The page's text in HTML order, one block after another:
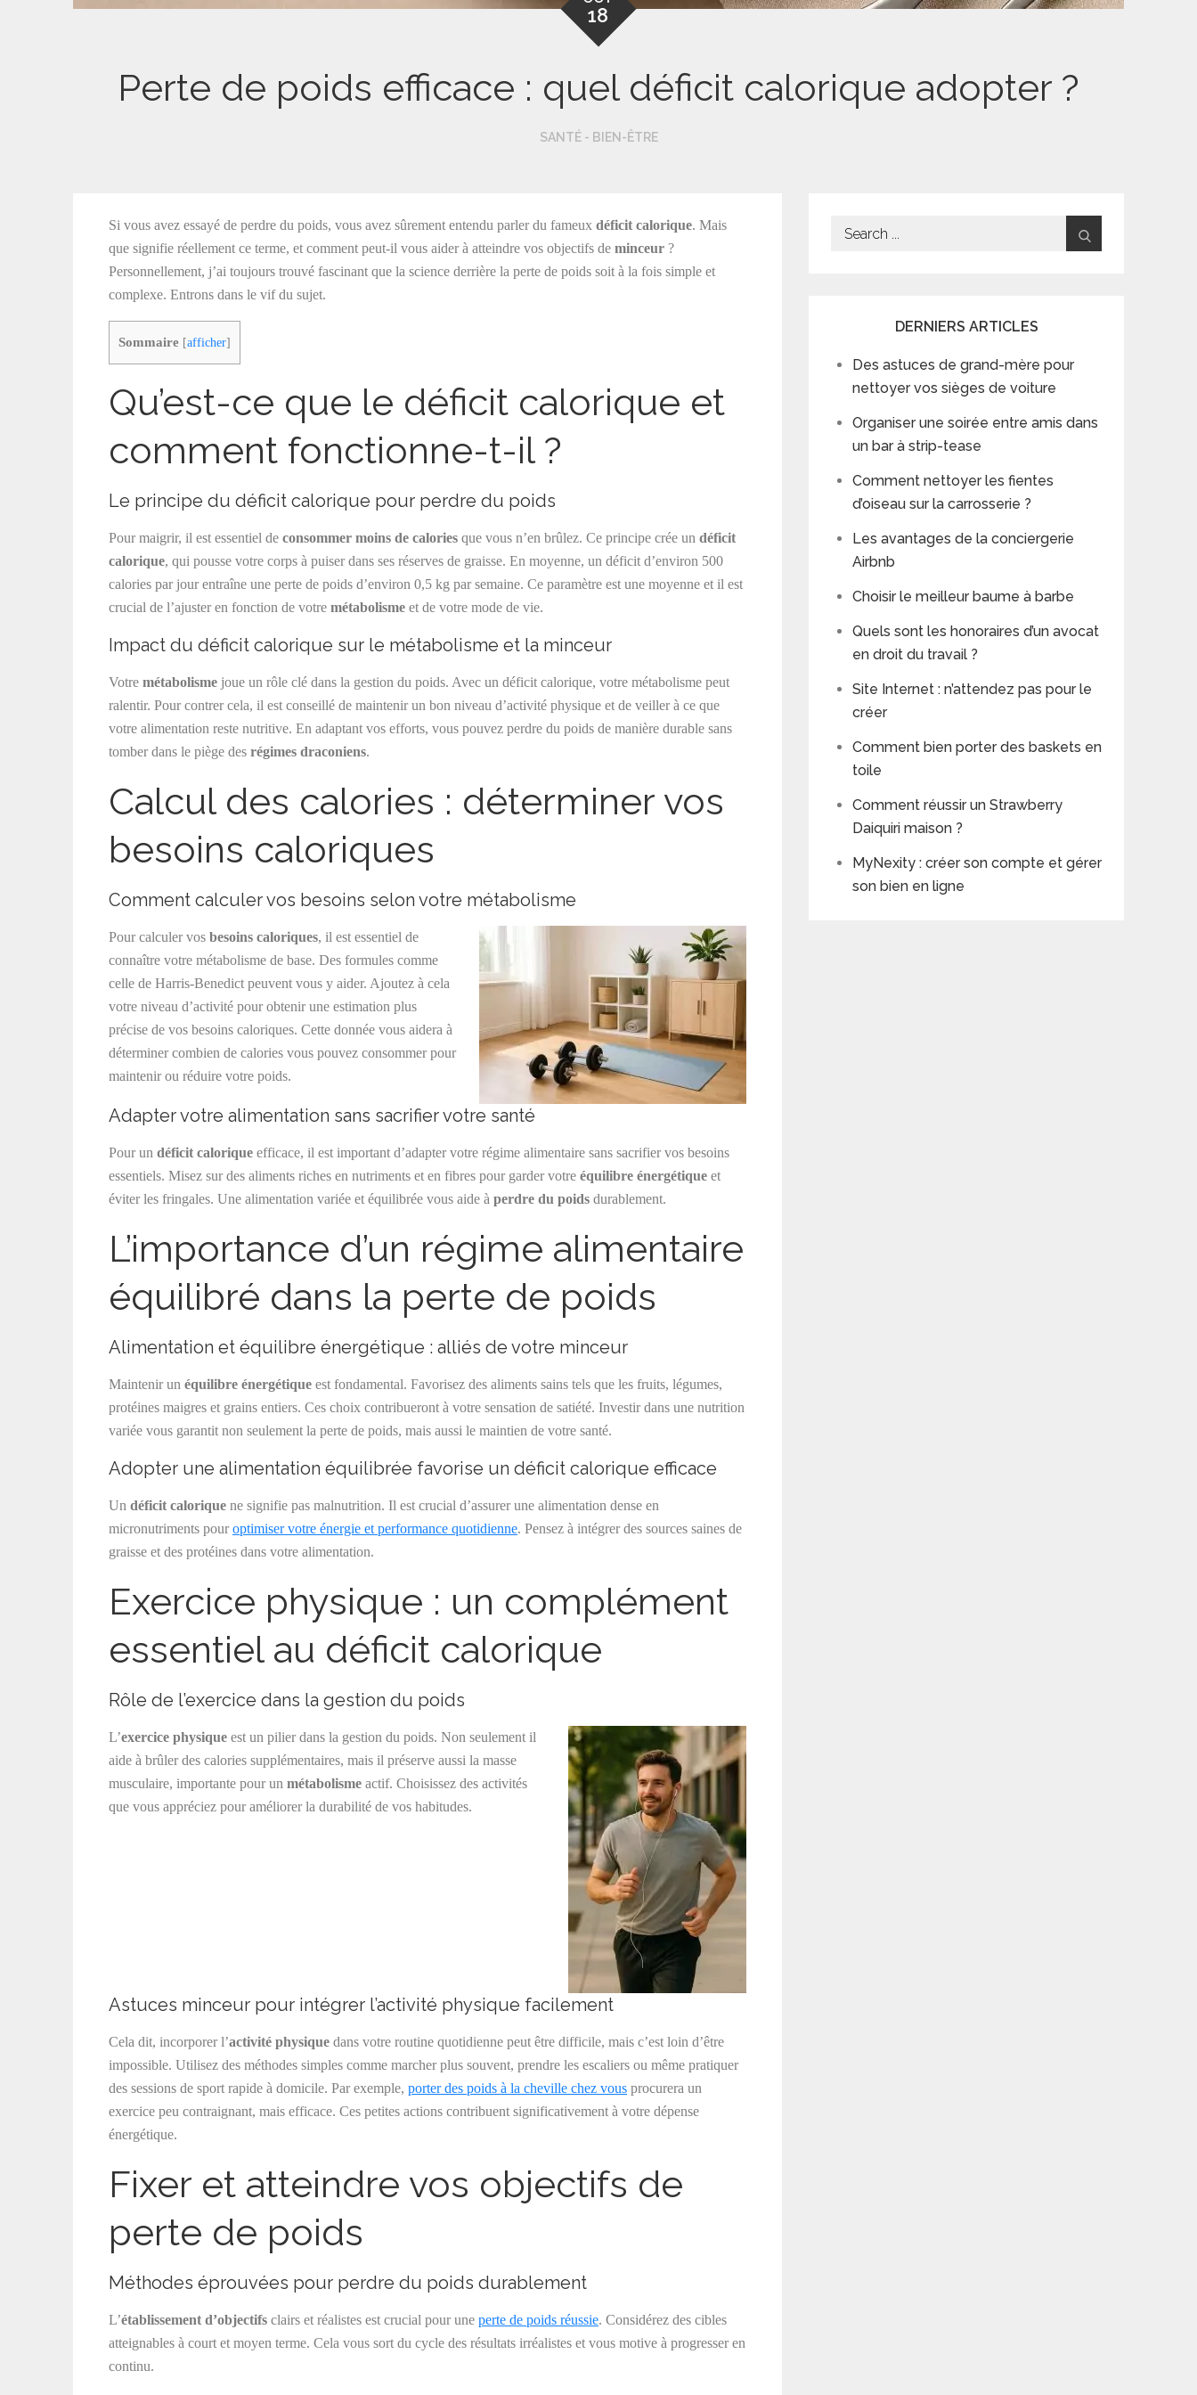
18
Perte de poids efficace : quel déficit calorique adopter ?
SANTÉ - BIEN-ÊTRE
Si vous avez essayé de perdre du poids, vous avez sûrement entendu parler du fameux déficit calorique. Mais
que signifie réellement ce terme, et comment peut-il vous aider à atteindre vos objectifs de minceur ?
Personnellement, j’ai toujours trouvé fascinant que la science derrière la perte de poids soit à la fois simple et
complexe. Entrons dans le vif du sujet.
Sommaire [afficher]
Qu’est-ce que le déficit calorique et
comment fonctionne-t-il ?
Le principe du déficit calorique pour perdre du poids
Pour maigrir, il est essentiel de consommer moins de calories que vous n’en brûlez. Ce principe crée un déficit
calorique, qui pousse votre corps à puiser dans ses réserves de graisse. En moyenne, un déficit d’environ 500
calories par jour entraîne une perte de poids d’environ 0,5 kg par semaine. Ce paramètre est une moyenne et il est
crucial de l’ajuster en fonction de votre métabolisme et de votre mode de vie.
Impact du déficit calorique sur le métabolisme et la minceur
Votre métabolisme joue un rôle clé dans la gestion du poids. Avec un déficit calorique, votre métabolisme peut
ralentir. Pour contrer cela, il est conseillé de maintenir un bon niveau d’activité physique et de veiller à ce que
votre alimentation reste nutritive. En adaptant vos efforts, vous pouvez perdre du poids de manière durable sans
tomber dans le piège des régimes draconiens.
Calcul des calories : déterminer vos
besoins caloriques
Comment calculer vos besoins selon votre métabolisme
Pour calculer vos besoins caloriques, il est essentiel de
connaître votre métabolisme de base. Des formules comme
celle de Harris-Benedict peuvent vous y aider. Ajoutez à cela
votre niveau d’activité pour obtenir une estimation plus
précise de vos besoins caloriques. Cette donnée vous aidera à
déterminer combien de calories vous pouvez consommer pour
maintenir ou réduire votre poids.
Adapter votre alimentation sans sacrifier votre santé
Pour un déficit calorique efficace, il est important d’adapter votre régime alimentaire sans sacrifier vos besoins
essentiels. Misez sur des aliments riches en nutriments et en fibres pour garder votre équilibre énergétique et
éviter les fringales. Une alimentation variée et équilibrée vous aide à perdre du poids durablement.
L’importance d’un régime alimentaire
équilibré dans la perte de poids
Alimentation et équilibre énergétique : alliés de votre minceur
Maintenir un équilibre énergétique est fondamental. Favorisez des aliments sains tels que les fruits, légumes,
protéines maigres et grains entiers. Ces choix contribueront à votre sensation de satiété. Investir dans une nutrition
variée vous garantit non seulement la perte de poids, mais aussi le maintien de votre santé.
Adopter une alimentation équilibrée favorise un déficit calorique efficace
Un déficit calorique ne signifie pas malnutrition. Il est crucial d’assurer une alimentation dense en
micronutriments pouroptimiser votre énergie et performance quotidienne. Pensez à intégrer des sources saines de
graisse et des protéines dans votre alimentation.
Exercice physique : un complément
essentiel au déficit calorique
Rôle de l’exercice dans la gestion du poids
L’exercice physique est un pilier dans la gestion du poids. Non seulement il
aide à brûler des calories supplémentaires, mais il préserve aussi la masse
musculaire, importante pour un métabolisme actif. Choisissez des activités
que vous appréciez pour améliorer la durabilité de vos habitudes.
Astuces minceur pour intégrer l’activité physique facilement
Cela dit, incorporer l’activité physique dans votre routine quotidienne peut être difficile, mais c’est loin d’être
impossible. Utilisez des méthodes simples comme marcher plus souvent, prendre les escaliers ou même pratiquer
des sessions de sport rapide à domicile. Par exemple, porter des poids à la cheville chez vous procurera un
exercice peu contraignant, mais efficace. Ces petites actions contribuent significativement à votre dépense
énergétique.
Fixer et atteindre vos objectifs de
perte de poids
Méthodes éprouvées pour perdre du poids durablement
L’établissement d’objectifs clairs et réalistes est crucial pour une perte de poids réussie. Considérez des cibles
atteignables à court et moyen terme. Cela vous sort du cycle des résultats irréalistes et vous motive à progresser en
continu.
Search
DERNIERS ARTICLES
Des astuces de grand-mère pour
nettoyer vos sièges de voiture
Organiser une soirée entre amis dans
un bar à strip-tease
Comment nettoyer les fientes
d’oiseau sur la carrosserie ?
Les avantages de la conciergerie
Airbnb
Choisir le meilleur baume à barbe
Quels sont les honoraires d’un avocat
en droit du travail ?
Site Internet : n’attendez pas pour le
créer
Comment bien porter des baskets en
toile
Comment réussir un Strawberry
Daiquiri maison ?
MyNexity : créer son compte et gérer
son bien en ligne